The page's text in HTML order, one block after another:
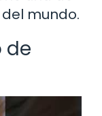
mundo.
de